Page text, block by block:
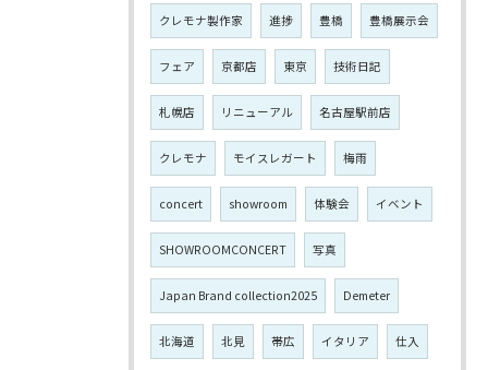
クレモナ製作家 進捗 豊橋 豊橋展示会
フェア 京都店 東京 技術日記
札幌店 リニューアル 名古屋駅前店
クレモナ モイスレガート 梅雨
concert showroom 体験会 イベント
SHOWROOMCONCERT 写真
Japan Brand collection2025 Demeter
北海道 北見 帯広 イタリア 仕入